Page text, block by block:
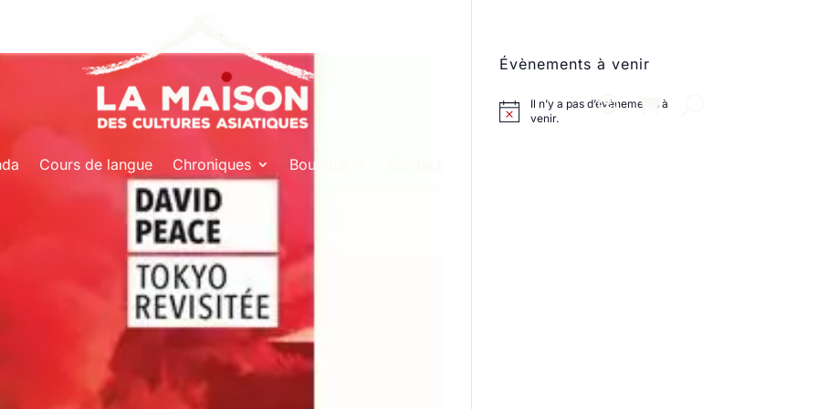
Cours de langue Chroniques Boutique
Évènements à venir
Il n’y a pas d’évènements à
venir.